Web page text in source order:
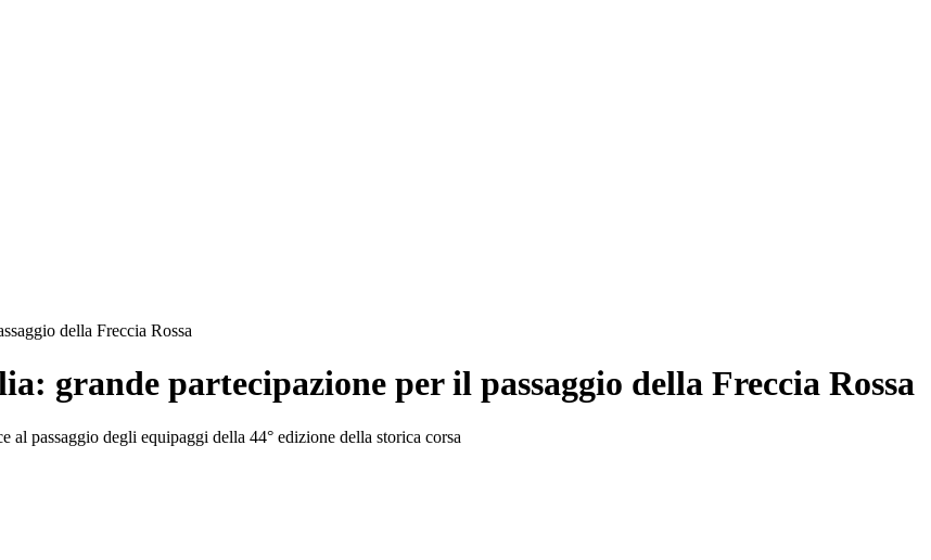
della Freccia Rossa
grande partecipazione per il passaggio della Freccia Rossa
passaggio degli equipaggi della 44° edizione della storica corsa